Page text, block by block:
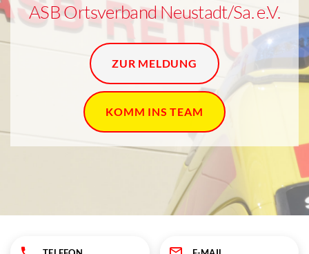
ASB Ortsverband Neustadt/Sa. e.V.
ZUR MELDUNG
KOMM INS TEAM